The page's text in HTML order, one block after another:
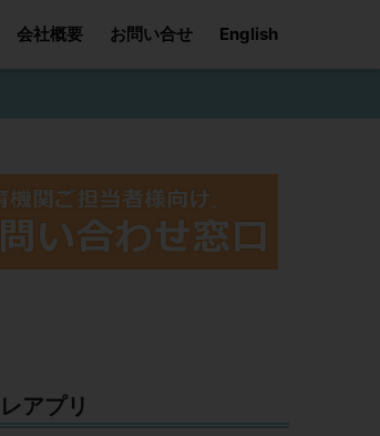
会社概要 お問い合せ English
アプリ